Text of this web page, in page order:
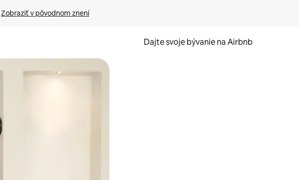
Zobraziť v pôvodnom znení
Dajte svoje bývanie na Airbnb